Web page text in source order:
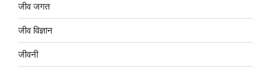
जीव जगत
जीव विज्ञान
जीवनी